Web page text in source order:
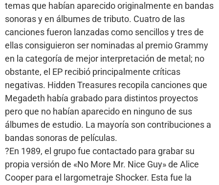
temas que habían aparecido originalmente en bandas
sonoras y en álbumes de tributo. Cuatro de las
canciones fueron lanzadas como sencillos y tres de
ellas consiguieron ser nominadas al premio Grammy
en la categoría de mejor interpretación de metal; no
obstante, el EP recibió principalmente críticas
negativas. Hidden Treasures recopi la canciones que
Megadeth había grabado para distintos proyectos
pero que no habían aparecido en ninguno de sus
álbumes de estudio. La mayoría son contribuciones a
bandas sonoras de películas.
?En 1989, el grupo fue contactado para grabar su
propia versión de «No More Mr. Nice Guy» de Alice
Cooper para el largometraje Shocker. Esta fue la